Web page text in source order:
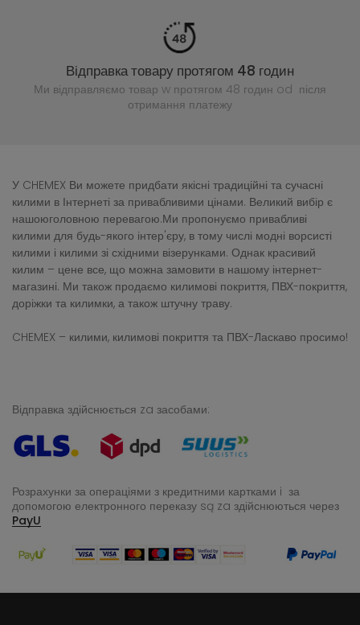
Відправка товару протягом 48 годин
Ми відправляємо товар w протягом 48 годин od після
отримання платежу
У CHEMEX Ви можете придбати якісні традиційні та сучасні
килими в Інтернеті за привабливими цінами. Великий вибір є
нашоюголовною перевагою.Ми пропонуємо привабливі
килими для будь-якого інтер'єру, в тому числі модні ворсисті
килими і килими зі східними візерунками. Однак красивий
килим – цене все, що можна замовити в нашому інтернет-
магазині. Ми також продаємо килимові покриття, ПВХ-покриття,
доріжки та килимки, а також штучну траву.
CHEMEX – килими, килимові покриття та ПВХ-Ласкаво просимо!
Відправка здійснюється za засобами:
Розрахунки за операціями з кредитними картками i за
допомогою електронного переказу są za здійснюються через
PayU